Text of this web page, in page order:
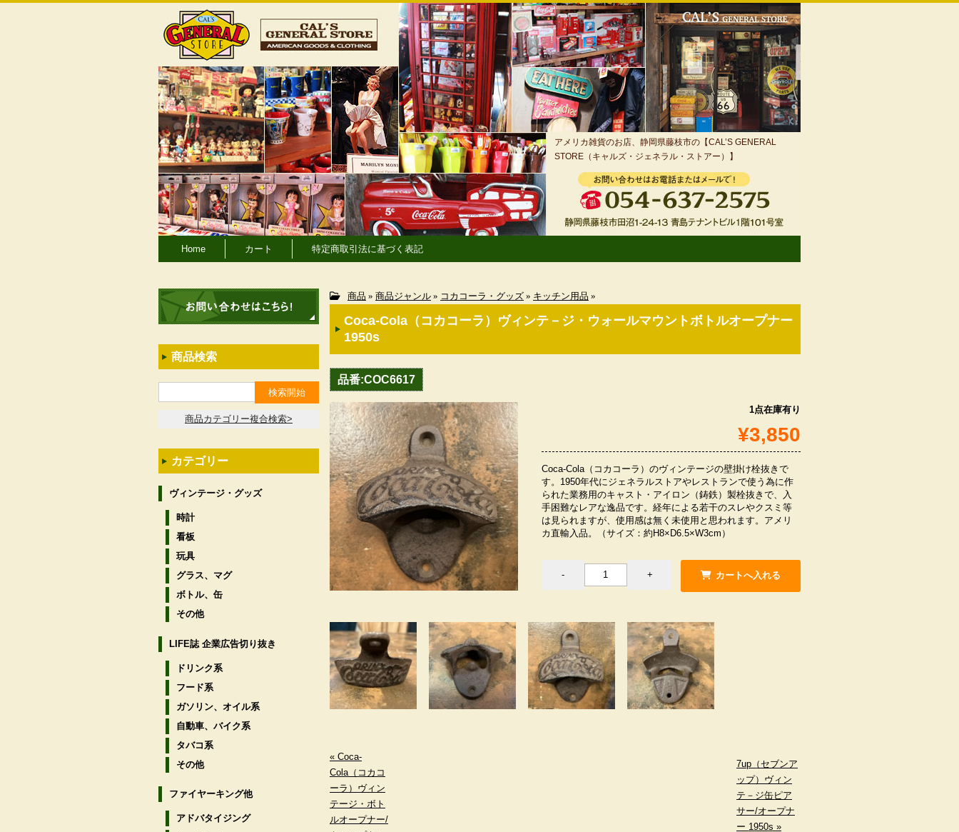
アメリカ雑貨のお店、静岡県藤枝市の【CAL’S GENERAL
STORE（キャルズ・ジェネラル・ストアー）】
Home カート 特定商取引法に基づく表記
商品 » 商品ジャンル » コカコーラ・グッズ » キッチン用品 »
Coca-Cola（コカコーラ）ヴィンテ－ジ・ウォールマウントボトルオープナー
1950s
品番:COC6617
1点在庫有り
¥3,850
Coca-Cola（コカコーラ）のヴィンテージの壁掛け栓抜きで
す。1950年代にジェネラルストアやレストランで使う為に作
られた業務用のキャスト・アイロン（鋳鉄）製栓抜きで、入
手困難なレアな逸品です。経年による若干のスレやクスミ等
は見られますが、使用感は無く未使用と思われます。アメリ
カ直輸入品。（サイズ：約H8×D6.5×W3cm）
« Coca-
Cola（コカコ
ーラ）ヴィン
テージ・ボト
ルオープナー/
7up（セブンア
ップ）ヴィン
テ－ジ缶ピア
サー/オープナ
ー 1950s »
商品検索
商品カテゴリー複合検索>
カテゴリー
ヴィンテージ・グッズ
時計
看板
玩具
グラス、マグ
ボトル、缶
その他
LIFE誌 企業広告切り抜き
ドリンク系
フード系
ガソリン、オイル系
自動車、バイク系
タバコ系
その他
ファイヤーキング他
アドバタイジング